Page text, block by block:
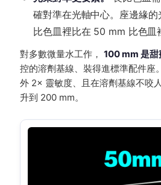
確對準在光軸中心。座邊緣
比色皿裡比在 50 mm 比色皿
對多數微量水工作， 100 mm 是甜
控的溶劑基線、裝得進標準配件座
外 2× 靈敏度、且在溶劑基線不咬
升到 200 mm。